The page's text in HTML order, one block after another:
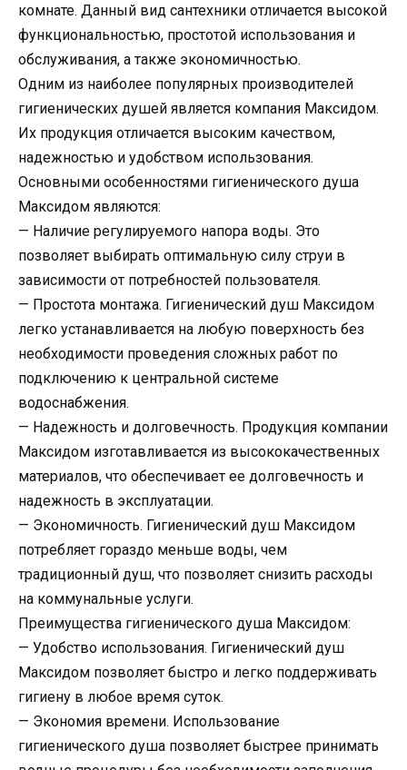
комнате. Данный вид сантехники отличается высокой
функциональностью, простотой использования и
обслуживания, а также экономичностью.
Одним из наиболее популярных производителей
гигиенических душей является компания Максидом.
Их продукция отличается высоким качеством,
надежностью и удобством использования.
Основными особенностями гигиенического душа
Максидом являются:
— Наличие регулируемого напора воды. Это
позволяет выбирать оптимальную силу струи в
зависимости от потребностей пользователя.
— Простота монтажа. Гигиенический душ Максидом
легко устанавливается на любую поверхность без
необходимости проведения сложных работ по
подключению к центральной системе
водоснабжения.
— Надежность и долговечность. Продукция компании
Максидом изготавливается из высококачественных
материалов, что обеспечивает ее долговечность и
надежность в эксплуатации.
— Экономичность. Гигиенический душ Максидом
потребляет гораздо меньше воды, чем
традиционный душ, что позволяет снизить расходы
на коммунальные услуги.
Преимущества гигиенического душа Максидом:
— Удобство использования. Гигиенический душ
Максидом позволяет быстро и легко поддерживать
гигиену в любое время суток.
— Экономия времени. Использование
гигиенического душа позволяет быстрее принимать